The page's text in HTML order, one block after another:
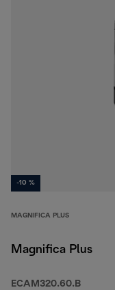
-10 %
MAGNIFICA PLUS
Magnifica Plus
ECAM320.60.B